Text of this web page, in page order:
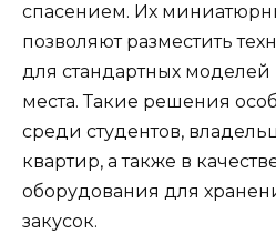
спасением. Их
позволяют разместить
для стандартных моделей
места. Такие решения
среди студентов,
квартир, а также в
оборудования для
закусок.